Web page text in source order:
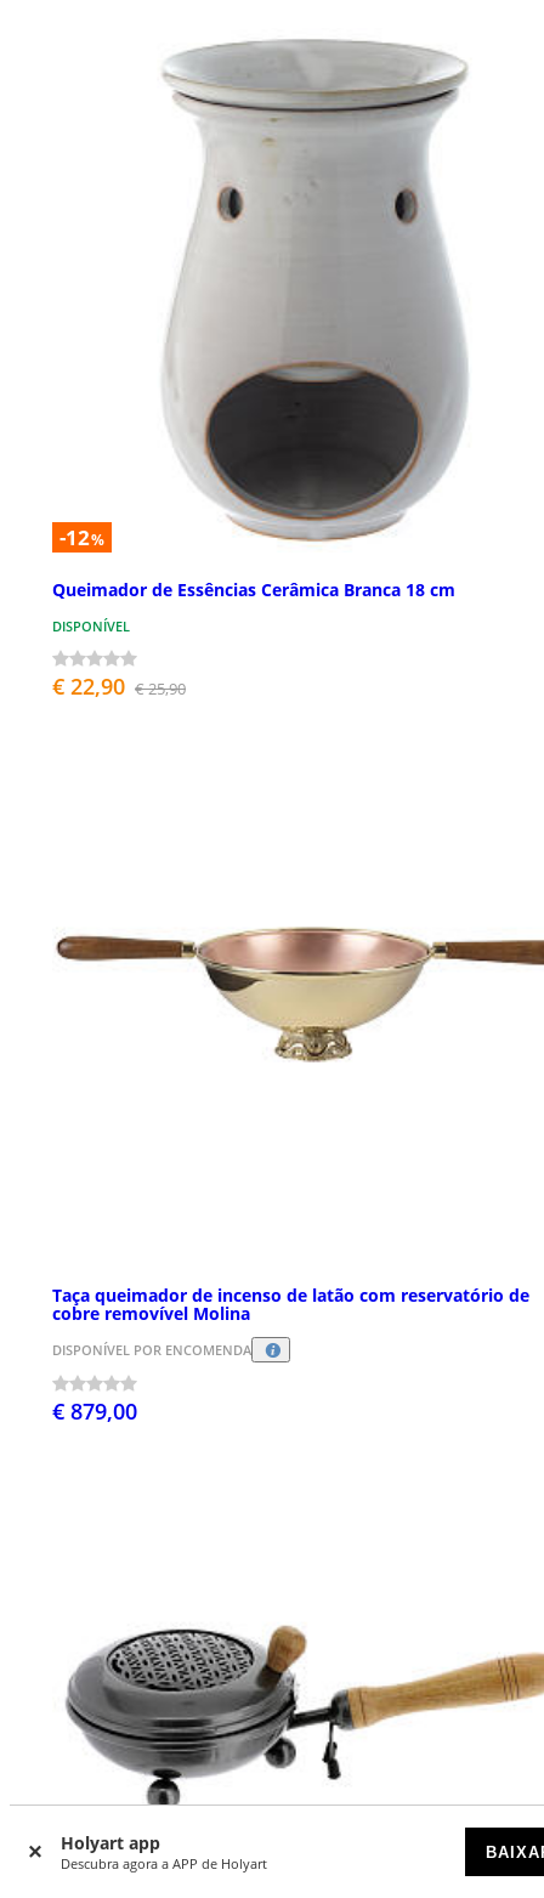
Holyart app
Descubra agora a APP de Holyart
-12%
Queimador de Essências Cerâmica Branca 18 cm
DISPONÍVEL
€ 22,90 € 25,90
Taça queimador de incenso de latão com reservatório de
cobre removível Molina
DISPONÍVEL POR ENCOMENDA
€ 879,00